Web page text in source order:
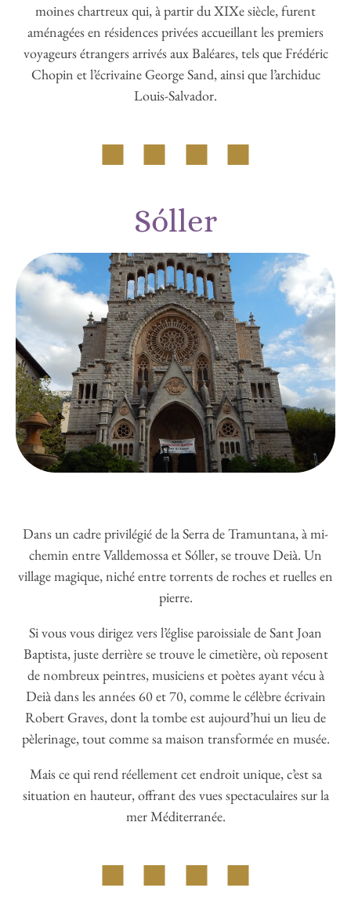
Chopin et l’écrivaine George Sand, ainsi que l’archiduc
Louis-Salvador.
Dans un cadre privilégié de la Serra de Tramuntana, à mi-
pierre.
Si vous vous dirigez vers l’église paroissiale de Sant Joan
Baptista, juste derrière se trouve le cimetière, où reposent
de nombreux peintres, musiciens et poètes ayant vécu à
Deià dans les années 60 et 70, comme le célèbre écrivain
Robert Graves, dont la tombe est aujourd’hui un lieu de
pèlerinage, tout comme sa maison transformée en musée.
Mais ce qui rend réellement cet endroit unique, c’est sa
situation en hauteur, offrant des vues spectaculaires sur la
Sóller
Deià